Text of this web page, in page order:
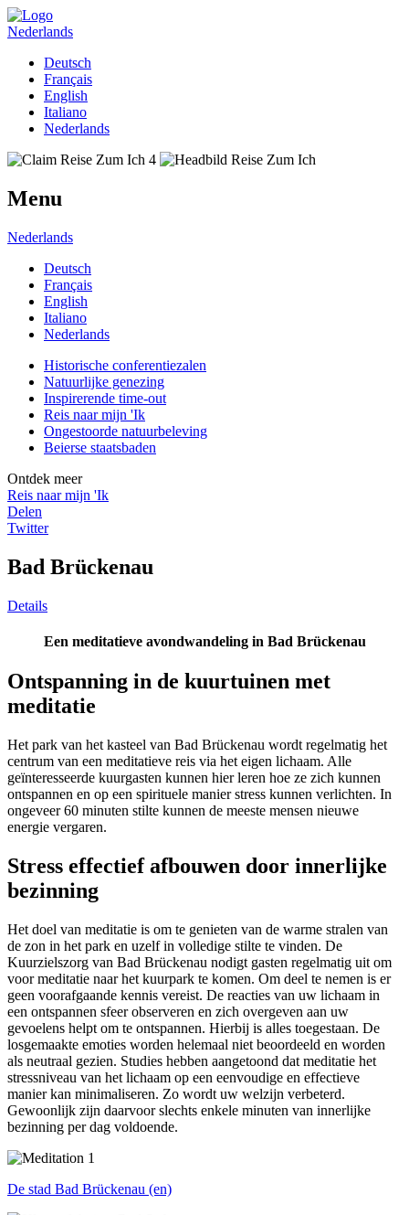
Nederlands
Deutsch
Français
English
Italiano
Nederlands
Menu
Nederlands
Deutsch
Français
English
Italiano
Nederlands
Historische conferentiezalen
Natuurlijke genezing
Inspirerende time-out
Reis naar mijn 'Ik
Ongestoorde natuurbeleving
Beierse staatsbaden
Ontdek meer
Reis naar mijn 'Ik
Delen
Twitter
Bad Brückenau
Details
Een meditatieve avondwandeling in Bad Brückenau
Ontspanning in de kuurtuinen met
meditatie
Het park van het kasteel van Bad Brückenau wordt regelmatig het
centrum van een meditatieve reis via het eigen lichaam. Alle
geïnteresseerde kuurgasten kunnen hier leren hoe ze zich kunnen
ontspannen en op een spirituele manier stress kunnen verlichten. In
ongeveer 60 minuten stilte kunnen de meeste mensen nieuwe
energie vergaren.
Stress effectief afbouwen door innerlijke
bezinning
Het doel van meditatie is om te genieten van de warme stralen van
de zon in het park en uzelf in volledige stilte te vinden. De
Kuurzielszorg van Bad Brückenau nodigt gasten regelmatig uit om
voor meditatie naar het kuurpark te komen. Om deel te nemen is er
geen voorafgaande kennis vereist. De reacties van uw lichaam in
een ontspannen sfeer observeren en zich overgeven aan uw
gevoelens helpt om te ontspannen. Hierbij is alles toegestaan. De
losgemaakte emoties worden helemaal niet beoordeeld en worden
als neutraal gezien. Studies hebben aangetoond dat meditatie het
stressniveau van het lichaam op een eenvoudige en effectieve
manier kan minimaliseren. Zo wordt uw welzijn verbeterd.
Gewoonlijk zijn daarvoor slechts enkele minuten van innerlijke
bezinning per dag voldoende.
De stad Bad Brückenau (en)